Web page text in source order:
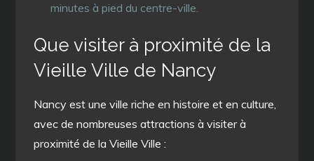
minutes à pied du centre-ville.
Que visiter à proximité de la
Vieille Ville de Nancy
Nancy est une ville riche en histoire et en culture,
avec de nombreuses attractions à visiter à
proximité de la Vieille Ville :